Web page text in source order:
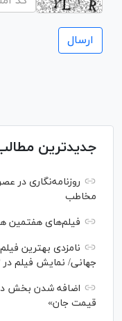
جدیدترین
روزنامه‌نگاری در
مخاطب
فیلم‌های هفتمین
جهانی/ نمایش فیلم در ۳ جشنواره دیگر
اضافه شدن بخش
قیمت جان»